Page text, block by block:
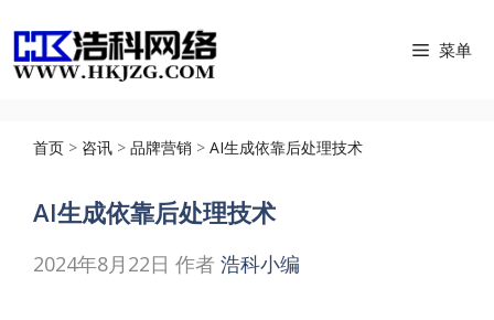
至
菜单
首页 > 咨讯 > 品牌营销 > AI生成依靠后处理技术
AI生成依靠后处理技术
2024年8月22日 作者 浩科小编